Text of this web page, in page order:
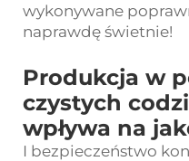
wykonywane
naprawdę świetnie!
Produkcja w
czystych
wpływa na
I bezpieczeństwo